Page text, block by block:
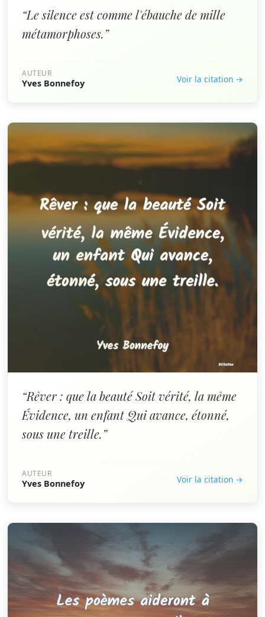
“Le silence est comme l'ébauche de mille
métamorphoses.”
AUTEUR
Yves Bonnefoy Voir la citation →
“Rêver : que la beauté Soit vérité, la même
Évidence, un enfant Qui avance, étonné,
sous une treille.”
AUTEUR
Yves Bonnefoy Voir la citation →